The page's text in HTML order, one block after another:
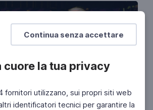
Continua senza accettare
cuore la tua privacy
fornitori utilizzano, sui propri siti web
identificatori tecnici per garantire la